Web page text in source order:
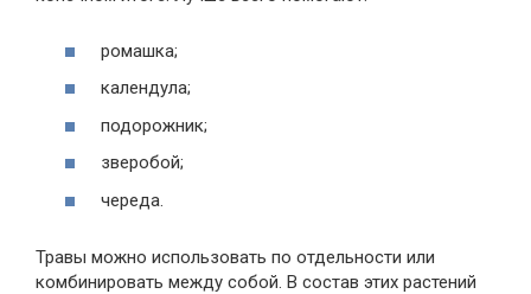
ромашка;
календула;
подорожник;
зверобой;
череда.
Травы можно использовать по отдельности или
комбинировать между собой. В состав этих растений